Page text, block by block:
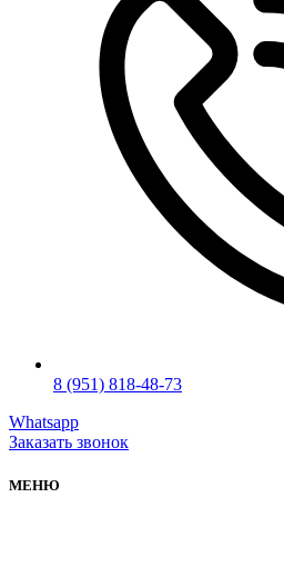
8 (951) 818-48-73
Whatsapp
Заказать звонок
МЕНЮ